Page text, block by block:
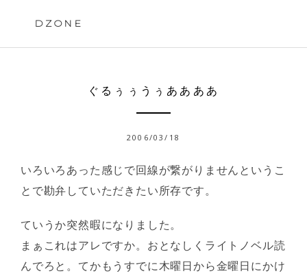
DZONE
ぐるぅぅうぅああああ
2006/03/18
いろいろあった感じで回線が繋がりませんというこ
とで勘弁していただきたい所存です。
ていうか突然暇になりました。
まぁこれはアレですか。おとなしくライトノベル読
んでろと。てかもうすでに木曜日から金曜日にかけ